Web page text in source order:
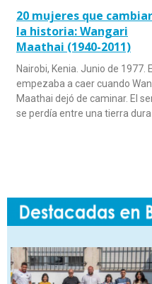
20 mujeres que
la historia: Wangari
Maathai (1940-2011)
Nairobi, Kenia. Junio de 1977.
empezaba a caer cuando
Maathai dejó de caminar. El
se perdía entre una tierra dura